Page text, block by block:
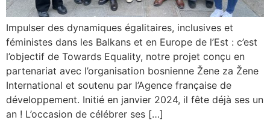
Impulser des dynamiques égalitaires, inclusives et
féministes dans les Balkans et en Europe de l’Est : c’est
l’objectif de Towards Equality, notre projet conçu en
partenariat avec l’organisation bosnienne Žene za Žene
International et soutenu par l’Agence française de
développement. Initié en janvier 2024, il fête déjà ses un
an ! L’occasion de célébrer ses […]